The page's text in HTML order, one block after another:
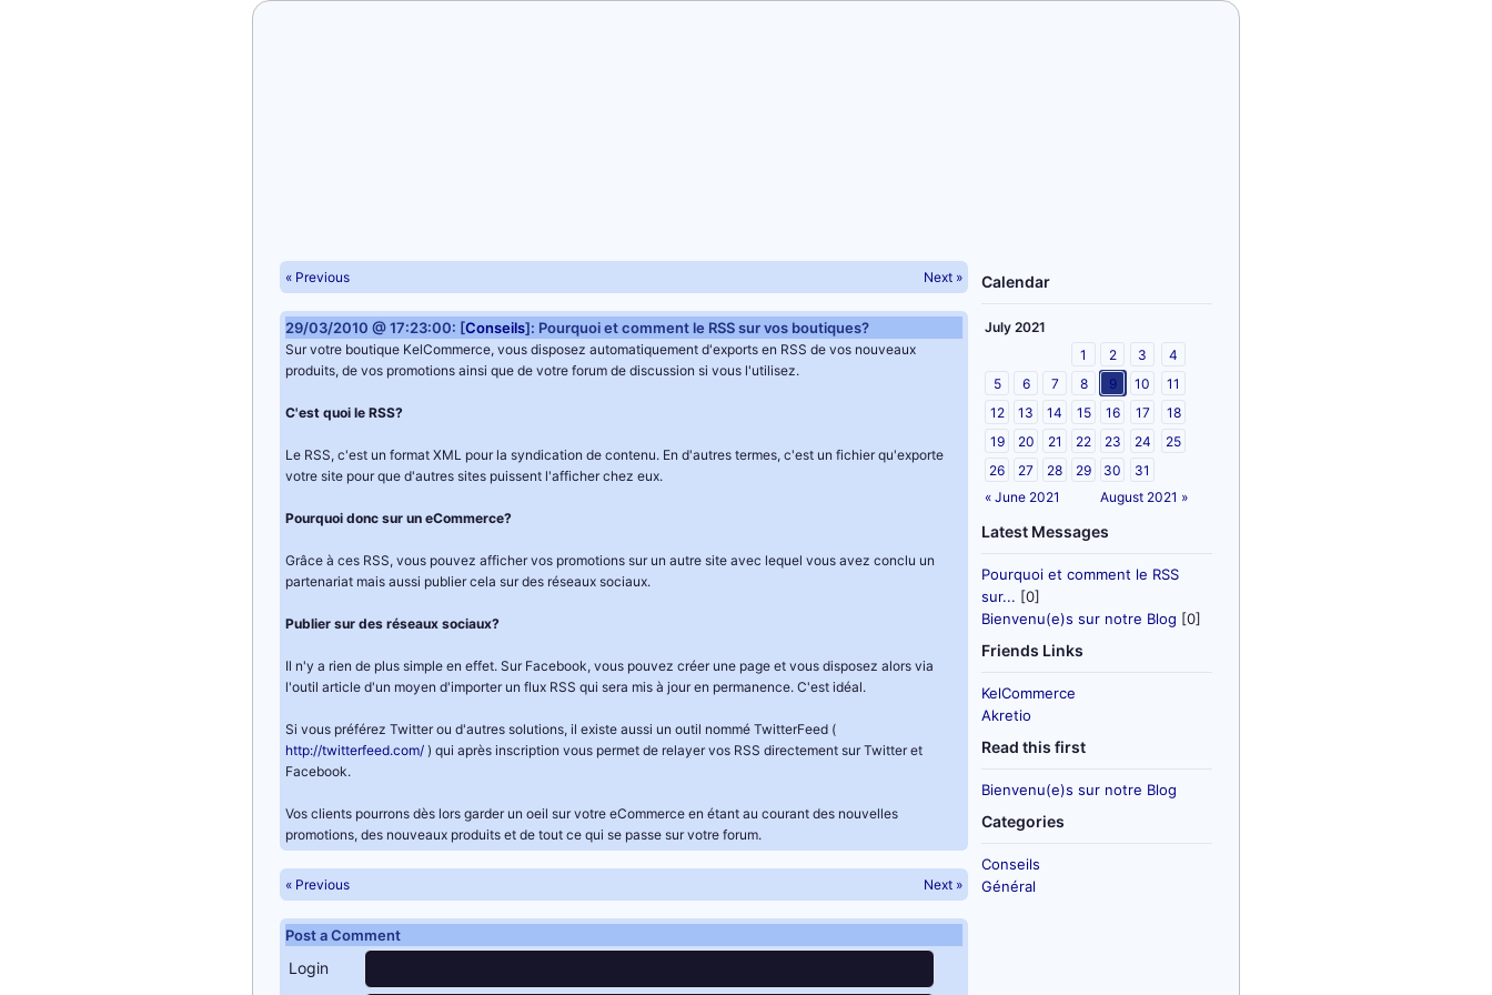
Calendar
July 2021
1
2 3
4
5
6 7 8 9 10
11
12
13 14 15 16 17
18
19
20 21 22 23 24
25
26
27 28 29 30
31
« June 2021
August 2021 »
Latest Messages
Pourquoi et comment le RSS
sur... [0]
Bienvenu(e)s sur notre Blog [0]
Friends Links
KelCommerce
Akretio
Read this first
Bienvenu(e)s sur notre Blog
Categories
Conseils
Général
Next »
« Previous
29/03/2010 @ 17:23:00: [Conseils]: Pourquoi et comment le RSS sur vos boutiques?
Sur votre boutique KelCommerce, vous disposez automatiquement d'exports en RSS de vos nouveaux
produits, de vos promotions ainsi que de votre forum de discussion si vous l'utilisez.
C'est quoi le RSS?
Le RSS, c'est un format XML pour la syndication de contenu. En d'autres termes, c'est un fichier qu'exporte
votre site pour que d'autres sites puissent l'afficher chez eux.
Pourquoi donc sur un eCommerce?
Grâce à ces RSS, vous pouvez afficher vos promotions sur un autre site avec lequel vous avez conclu un
partenariat mais aussi publier cela sur des réseaux sociaux.
Publier sur des réseaux sociaux?
Il n'y a rien de plus simple en effet. Sur Facebook, vous pouvez créer une page et vous disposez alors via
l'outil article d'un moyen d'importer un flux RSS qui sera mis à jour en permanence. C'est idéal.
Si vous préférez Twitter ou d'autres solutions, il existe aussi un outil nommé TwitterFeed (
http://twitterfeed.com/ ) qui après inscription vous permet de relayer vos RSS directement sur Twitter et
Facebook.
Vos clients pourrons dès lors garder un oeil sur votre eCommerce en étant au courant des nouvelles
promotions, des nouveaux produits et de tout ce qui se passe sur votre forum.
Next »
« Previous
Post a Comment
Login